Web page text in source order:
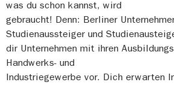
was du schon kannst, wird
gebraucht! Denn: Berliner
Studienaussteiger und
dir Unternehmen mit ihren
Handwerks- und
Industriegewerbe vor. Dich erwarten